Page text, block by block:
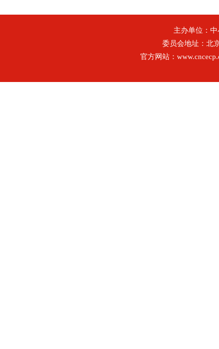
主办单位：
委员会地址：北
官方网站：